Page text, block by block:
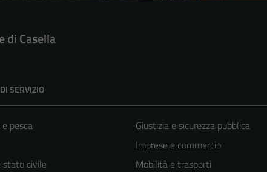
di Casella
SERVIZIO
pesca
stato civile
Giustizia e sicurezza pubblica
Imprese e commercio
Mobilità e trasporti